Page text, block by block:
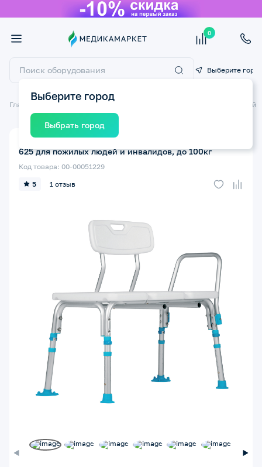
0
Выберите город
Выберите город
Выбрать город
Главная Санитарные приспособления Стулья и сиденья для ванной
5 1 отзыв
Код товара: 00-00051229
625 для пожилых людей и инвалидов, до 100кг